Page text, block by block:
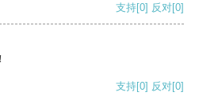
支持[0] 反对[0]
支持[0] 反对[0]